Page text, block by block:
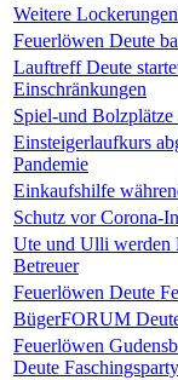
Weitere
Feuerlöwen Deute
Lauftreff Deute
Einschränkungen
Spiel-und
Einsteigerlaufkurs
Pandemie
Einkaufshilfe
Schutz vor Corona-
Ute und Ulli
Betreuer
Feuerlöwen Deute
BügerFORUM
Feuerlöwen
Deute Faschingsparty